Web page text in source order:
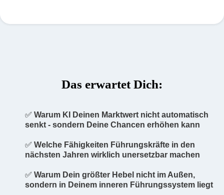
Das erwartet Dich:
✅ Warum KI Deinen Marktwert nicht automatisch
senkt - sondern Deine Chancen erhöhen kann
✅ Welche Fähigkeiten Führungskräfte in den
nächsten Jahren wirklich unersetzbar machen
✅ Warum Dein größter Hebel nicht im Außen,
sondern in Deinem inneren Führungssystem liegt